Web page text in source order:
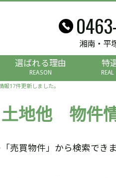
湘南・平
選ばれる理由
REASON
特
17件更新しました。
地他 物件
買物件」から検索でき